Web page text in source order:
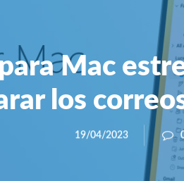
Mac
los
19/04/2023